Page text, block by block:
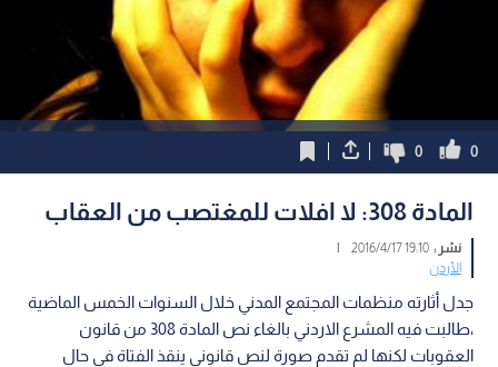
0
0
المادة 308: لا افلات للمغتصب من العقاب
نشر :19:10 2016/4/17
الأردن
جدل أثارته منظمات المجتمع المدني خلال السنوات الخمس الماضية
،طالبت فيه المشرع الاردني بالغاء نص المادة 308 من قانون
العقوبات لكنها لم تقدم صورة لنص قانوني ينقذ الفتاة في حال